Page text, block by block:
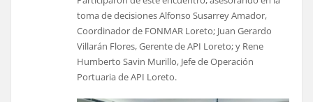
toma de decisiones Alfonso Susarrey Amador,
Coordinador de FONMAR Loreto; Juan Gerardo
Villarán Flores, Gerente de API Loreto; y Rene
Humberto Savin Murillo, Jefe de Operación
Portuaria de API Loreto.